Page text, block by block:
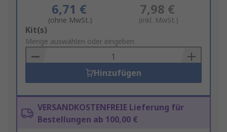
6,71 €
(ohne MwSt.)
7,98 €
(inkl. MwSt.)
Add
to
Basket
Kit(s)
Menge auswählen oder eingeben
Hinzufügen
VERSANDKOSTENFREIE Lieferung für
Bestellungen ab 100,00 €